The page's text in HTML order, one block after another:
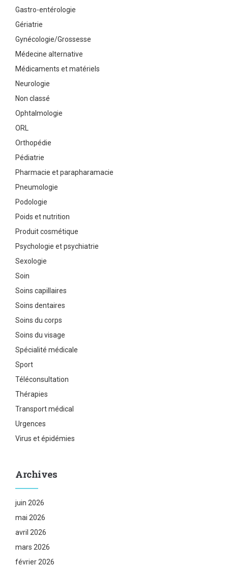
Gastro-entérologie
Gériatrie
Gynécologie/Grossesse
Médecine alternative
Médicaments et matériels
Neurologie
Non classé
Ophtalmologie
ORL
Orthopédie
Pédiatrie
Pharmacie et parapharamacie
Pneumologie
Podologie
Poids et nutrition
Produit cosmétique
Psychologie et psychiatrie
Sexologie
Soin
Soins capillaires
Soins dentaires
Soins du corps
Soins du visage
Spécialité médicale
Sport
Téléconsultation
Thérapies
Transport médical
Urgences
Virus et épidémies
Archives
juin 2026
mai 2026
avril 2026
mars 2026
février 2026